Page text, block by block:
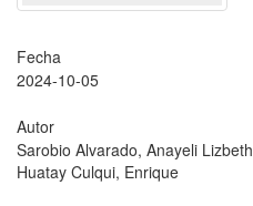
Fecha
2024-10-05
Autor
Sarobio Alvarado, Anayeli Lizbeth
Huatay Culqui, Enrique